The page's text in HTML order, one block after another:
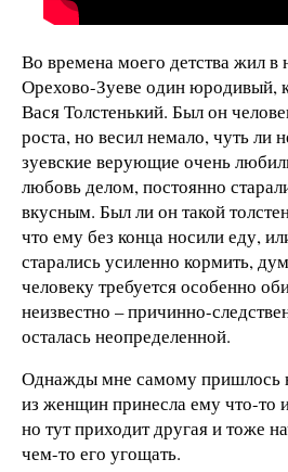
Во времена моего детства жил в
Орехово-Зуеве один юродивый,
Вася Толстенький. Был он
роста, но весил немало, чуть ли
зуевские верующие очень
любовь делом, постоянно
вкусным. Был ли он такой
что ему без конца носили еду,
старались усиленно кормить,
человеку требуется особенно
неизвестно – причинно-
осталась неопределенной.
Однажды мне самому пришлось
из женщин принесла ему что-то
но тут приходит другая и тоже
чем-то его угощать.